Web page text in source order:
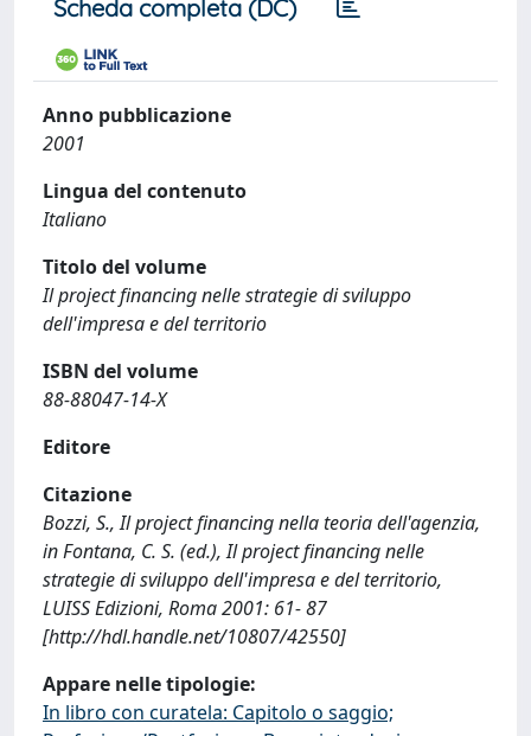
Scheda completa (DC)
Anno pubblicazione
2001
Lingua del contenuto
Italiano
Titolo del volume
Il project financing nelle strategie di sviluppo
dell'impresa e del territorio
ISBN del volume
88-88047-14-X
Editore
Citazione
Bozzi, S., Il project financing nella teoria dell'agenzia,
in Fontana, C. S. (ed.), Il project financing nelle
strategie di sviluppo dell'impresa e del territorio,
LUISS Edizioni, Roma 2001: 61- 87
[http://hdl.handle.net/10807/42550]
Appare nelle tipologie:
In libro con curatela: Capitolo o saggio;